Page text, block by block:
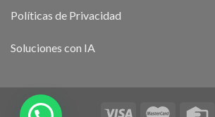
Políticas de Privacidad
Soluciones con IA